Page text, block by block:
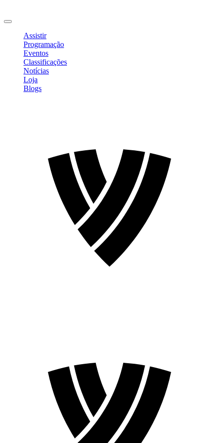
Assistir
Programação
Eventos
Classificações
Notícias
Loja
Blogs